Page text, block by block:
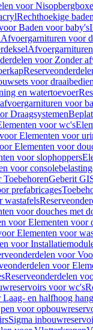
voor
Rechthoekige baden
Baden voor baby's
Afvoergarnituren voor
voor Zonder
voor
en watertoevoer
voor
Draagsystemen
voor wc's
Elementen voor
Elementen voor
voor slophoppers
voor
ToebehorenGeberit
prefabricages
wastafels
voor douches met
voor Elementen voor
Elementen voor
voor
voor
voor
Reserveonderdelen
voor wc's
en halfhoog
voor
Sigma